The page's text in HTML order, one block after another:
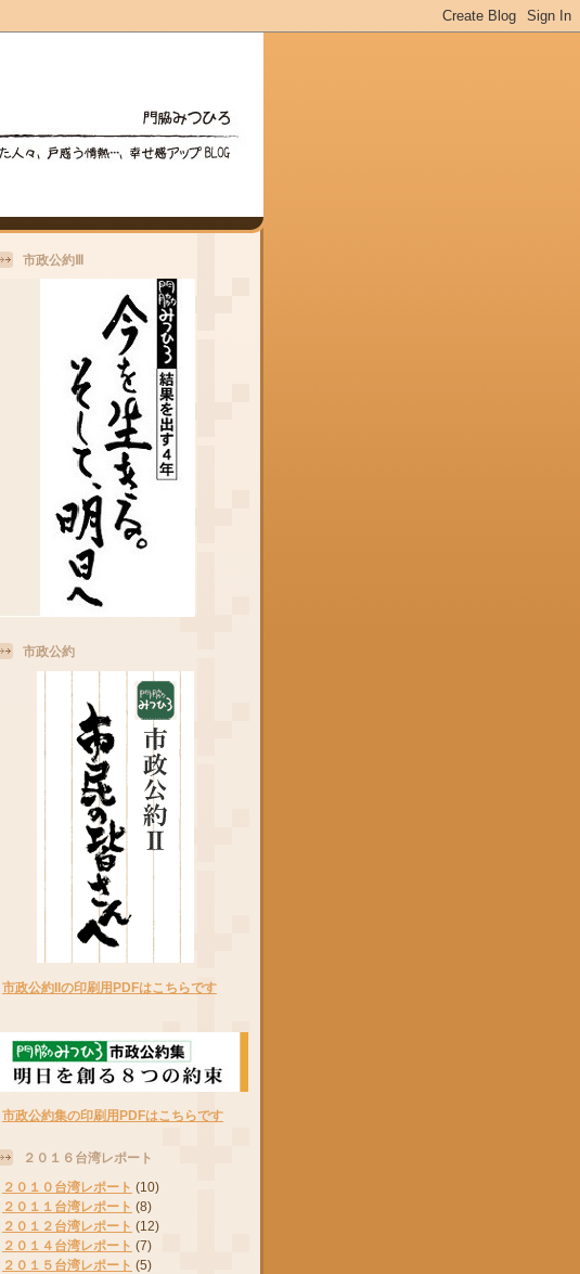
市政公約Ⅲ
市政公約
市政公約IIの印刷用PDFはこちらです
市政公約集の印刷用PDFはこちらです
２０１６台湾レポート
２０１０台湾レポート (10)
２０１１台湾レポート (8)
２０１２台湾レポート (12)
２０１４台湾レポート (7)
２０１５台湾レポート (5)